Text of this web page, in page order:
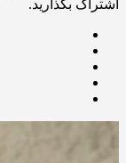
اشتراک بگذارید.